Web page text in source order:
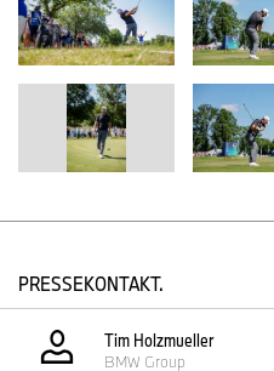
PRESSEKONTAKT.
Tim Holzmueller
BMW Group